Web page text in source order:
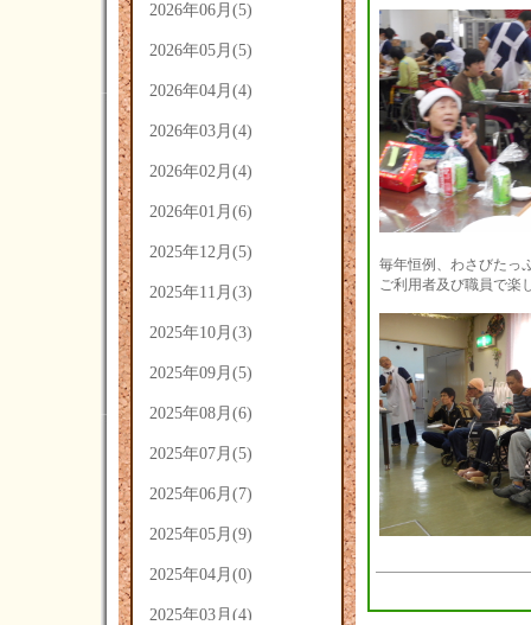
2026年06月(5)
2026年05月(5)
2026年04月(4)
2026年03月(4)
2026年02月(4)
2026年01月(6)
2025年12月(5)
2025年11月(3)
2025年10月(3)
2025年09月(5)
2025年08月(6)
2025年07月(5)
2025年06月(7)
2025年05月(9)
2025年04月(0)
2025年03月(4)
毎年恒例、わさびたっ
ご利用者及び職員で楽